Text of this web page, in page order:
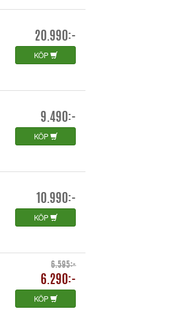
20.990:-
KÖP
9.490:-
KÖP
10.990:-
KÖP
6.595:-
6.290:-
KÖP